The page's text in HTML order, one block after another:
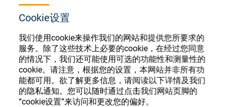
Cookie设置
我们使用cookie来操作我们的网站和提供您所要求的
服务。除了这些技术上必要的cookie，在经过您同意
的情况下，我们还可能使用可选的功能性和测量性的
cookie。请注意，根据您的设置，本网站并非所有功
能都可用。欲了解更多信息，请阅读以下详情及我们
的隐私通知。您可以随时通过点击我们网站页脚的
“cookie设置”来访问和更改您的偏好。
汉语
眼镜光学
精密光学
English
Deutsch
Español
Français
眼镜光学耗材商店
注册或登录以访问您的帐户，并了解我们的各
种眼镜光学耗材